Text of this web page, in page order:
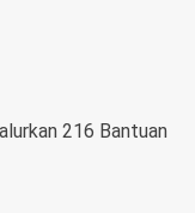
216 Bantuan